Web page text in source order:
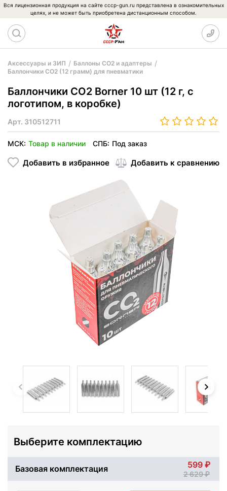
Вся лицензионная продукция на сайте cccp-gun.ru представлена в ознакомительных
целях, и не может быть приобретена дистанционным способом.
Аксессуары и ЗИП
Баллоны CO2 и адаптеры
Баллончики CO2 (12 грамм) для пневматики
Баллончики CO2 Borner 10 шт (12 г, с
логотипом, в коробке)
Арт. 310512711
МСК: Товар в наличии СПБ: Под заказ
Добавить в избранное Добавить к сравнению
Выберите комплектацию
Базовая комплектация 599
2 629